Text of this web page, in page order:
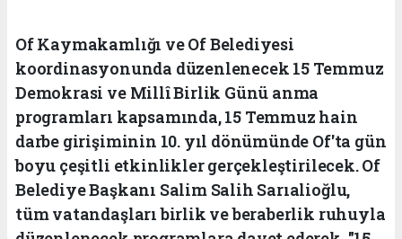
Of Kaymakamlığı ve Of Belediyesi
koordinasyonunda düzenlenecek 15 Temmuz
Demokrasi ve Millî Birlik Günü anma
programları kapsamında, 15 Temmuz hain
darbe girişiminin 10. yıl dönümünde Of'ta gün
boyu çeşitli etkinlikler gerçekleştirilecek. Of
Belediye Başkanı Salim Salih Sarıalioğlu,
tüm vatandaşları birlik ve beraberlik ruhuyla